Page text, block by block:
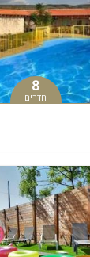
8
חדרים